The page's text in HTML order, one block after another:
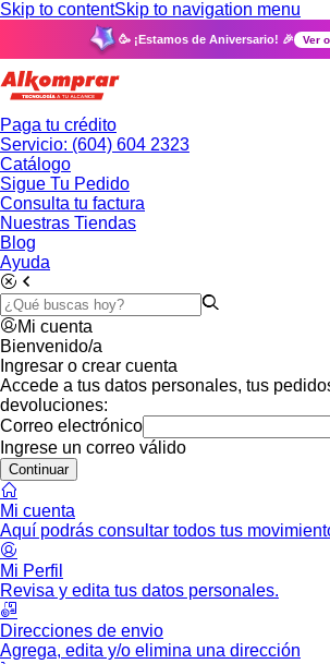
Skip to contentSkip to navigation menu
🥳 ¡Estamos de Aniversario! 🎉 Ver
Paga tu crédito
Servicio: (604) 604 2323
Catálogo
Sigue Tu Pedido
Consulta tu factura
Nuestras Tiendas
Blog
Ayuda
Mi cuenta
Bienvenido/a
Ingresar o crear cuenta
Accede a tus datos personales, tus
devoluciones:
Correo electrónico
Ingrese un correo válido
Continuar
Mi cuenta
Aquí podrás consultar todos tus
Mi Perfil
Revisa y edita tus datos personales.
Direcciones de envio
Agrega, edita y/o elimina una dirección